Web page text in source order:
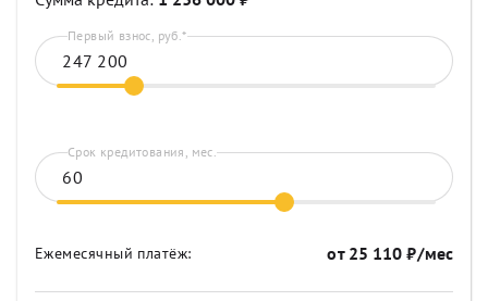
Первый взнос, руб.*
Срок кредитования, мес.
Ежемесячный платёж: от 25 110 ₽/мес